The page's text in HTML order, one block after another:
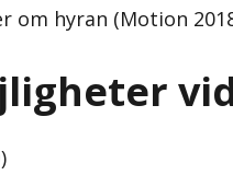
hyran (Motion